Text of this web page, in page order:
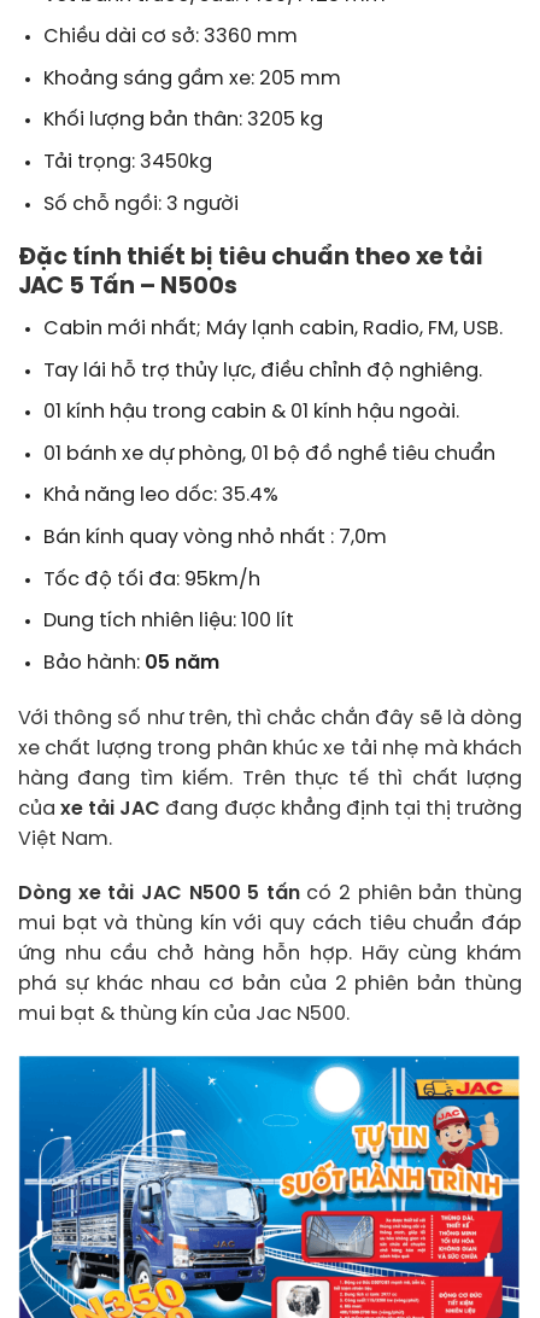
Chiều dài cơ sở: 3360 mm
Khoảng sáng gầm xe: 205 mm
Khối lượng bản thân: 3205 kg
Tải trọng: 3450kg
Số chỗ ngồi: 3 người
Đặc tính thiết bị tiêu chuẩn theo xe tải
JAC 5 Tấn – N500s
Cabin mới nhất; Máy lạnh cabin, Radio, FM, USB.
Tay lái hỗ trợ thủy lực, điều chỉnh độ nghiêng.
01 kính hậu trong cabin & 01 kính hậu ngoài.
01 bánh xe dự phòng, 01 bộ đồ nghề tiêu chuẩn
Khả năng leo dốc: 35.4%
Bán kính quay vòng nhỏ nhất : 7,0m
Tốc độ tối đa: 95km/h
Dung tích nhiên liệu: 100 lít
Bảo hành: 05 năm
Với thông số như trên, thì chắc chắn đây sẽ là dòng
xe chất lượng trong phân khúc xe tải nhẹ mà khách
hàng đang tìm kiếm. Trên thực tế thì chất lượng
củaxe tải JAC đang được khẳng định tại thị trường
Việt Nam.
Dòng xe tải JAC N500 5 tấn có 2 phiên bản thùng
mui bạt và thùng kín với quy cách tiêu chuẩn đáp
ứng nhu cầu chở hàng hỗn hợp. Hãy cùng khám
phá sự khác nhau cơ bản của 2 phiên bản thùng
mui bạt & thùng kín của Jac N500.